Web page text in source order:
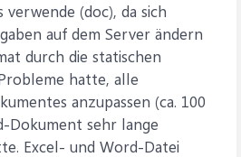
(doc), da sich
auf dem Server ändern
durch die statischen
hatte, alle
anzupassen (ca. 100
Dokument sehr lange
Excel- und Word-Datei